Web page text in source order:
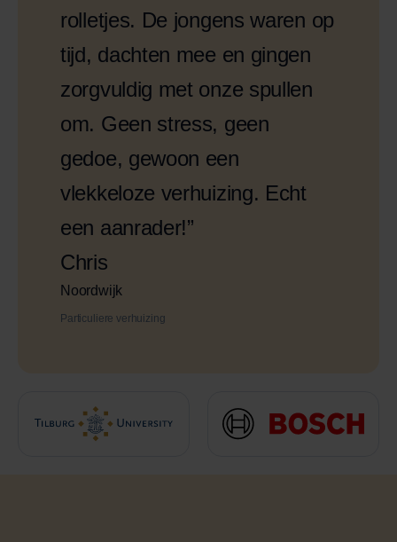
rolletjes. De jongens waren op
tijd, dachten mee en gingen
zorgvuldig met onze spullen
om. Geen stress, geen
gedoe, gewoon een
vlekkeloze verhuizing. Echt
een aanrader!”
Chris
Noordwijk
Particuliere verhuizing